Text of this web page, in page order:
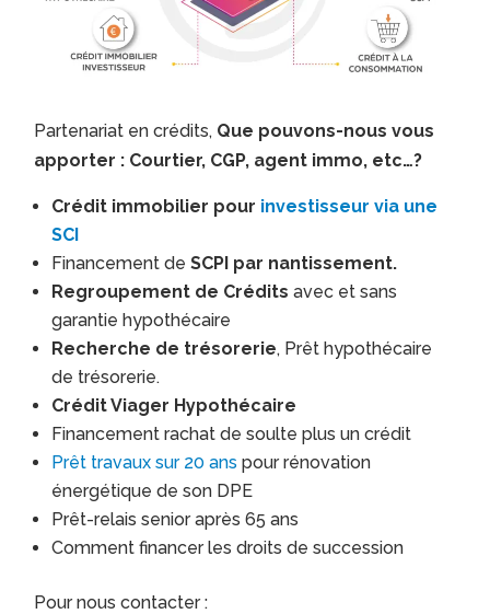
Partenariat en crédits, Que pouvons-nous vous
apporter : Courtier, CGP, agent immo, etc…?
Crédit immobilier pour investisseur via une
SCI
Financement deSCPI par nantissement.
Regroupement de Créditsavec et sans
garantie hypothécaire
Recherche de trésorerie, Prêt hypothécaire
de trésorerie.
Crédit Viager Hypothécaire
Financement rachat de soulte plus un crédit
Prêt travaux sur 20 ans pour rénovation
énergétique de son DPE
Prêt-relais senior après 65 ans
Comment financer les droits de succession
Pour nous contacter :